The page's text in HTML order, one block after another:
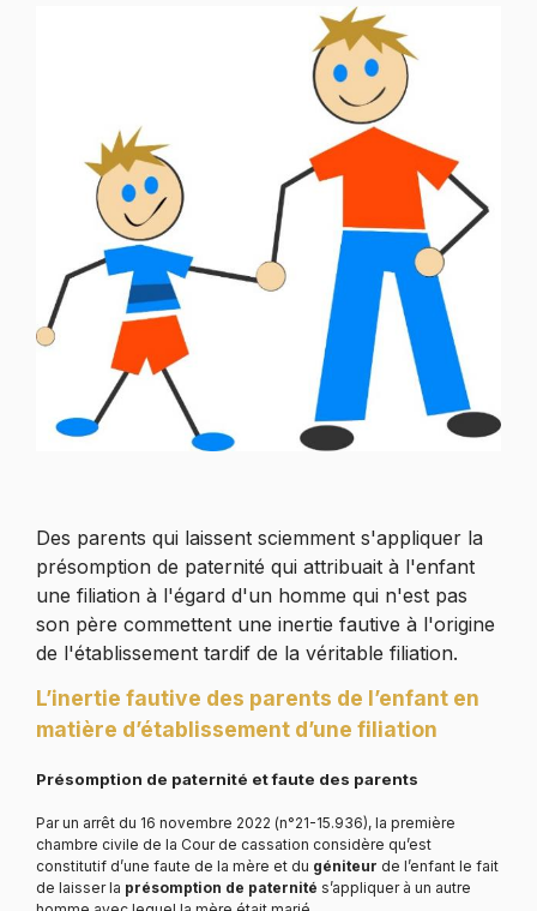
Des parents qui laissent sciemment s'appliquer la
présomption de paternité qui attribuait à l'enfant
une filiation à l'égard d'un homme qui n'est pas
son père commettent une inertie fautive à l'origine
de l'établissement tardif de la véritable filiation.
L’inertie fautive des parents de l’enfant en
matière d’établissement d’une filiation
Présomption de paternité et faute des parents
Par un arrêt du 16 novembre 2022 (n°21-15.936), la première
chambre civile de la Cour de cassation considère qu’est
constitutif d’une faute de la mère et du géniteur de l’enfant le fait
de laisser la présomption de paternité s’appliquer à un autre